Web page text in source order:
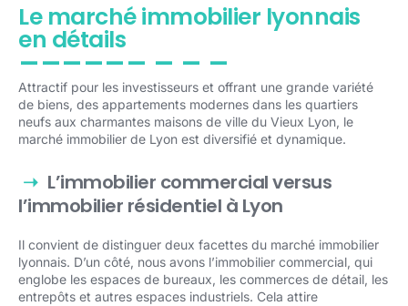
Le marché immobilier lyonnais
en détails
Attractif pour les investisseurs et offrant une grande variété
de biens, des appartements modernes dans les quartiers
neufs aux charmantes maisons de ville du Vieux Lyon, le
marché immobilier de Lyon est diversifié et dynamique.
L’immobilier commercial versus
l’immobilier résidentiel à Lyon
Il convient de distinguer deux facettes du marché immobilier
lyonnais. D’un côté, nous avons l’immobilier commercial, qui
englobe les espaces de bureaux, les commerces de détail, les
entrepôts et autres espaces industriels. Cela attire